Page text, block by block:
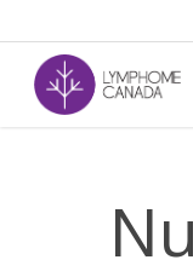
to
main
content